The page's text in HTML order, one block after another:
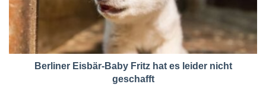
Berliner Eisbär-Baby Fritz hat es leider nicht
geschafft